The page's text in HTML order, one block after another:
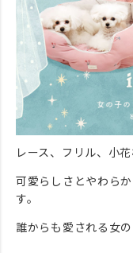
レース、フリル、小
可愛らしさとやわら
す。
誰からも愛される女